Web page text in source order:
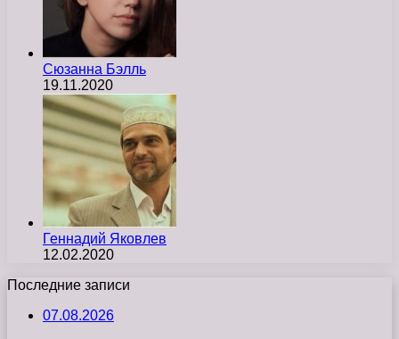
Сюзанна Бэлль
19.11.2020
Геннадий Яковлев
12.02.2020
Последние записи
07.08.2026